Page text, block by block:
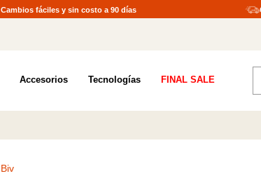
Cambios fáciles y sin costo a 90 días
Accesorios Tecnologías FINAL SALE
2.
tenis hombre